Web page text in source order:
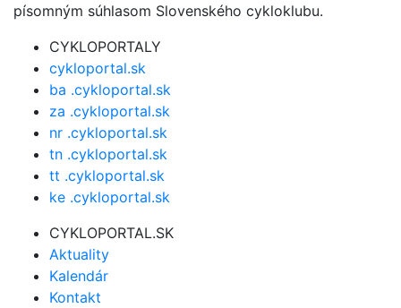
písomným súhlasom Slovenského cykloklubu.
CYKLOPORTALY
cykloportal.sk
ba .cykloportal.sk
za .cykloportal.sk
nr .cykloportal.sk
tn .cykloportal.sk
tt .cykloportal.sk
ke .cykloportal.sk
CYKLOPORTAL.SK
Aktuality
Kalendár
Kontakt